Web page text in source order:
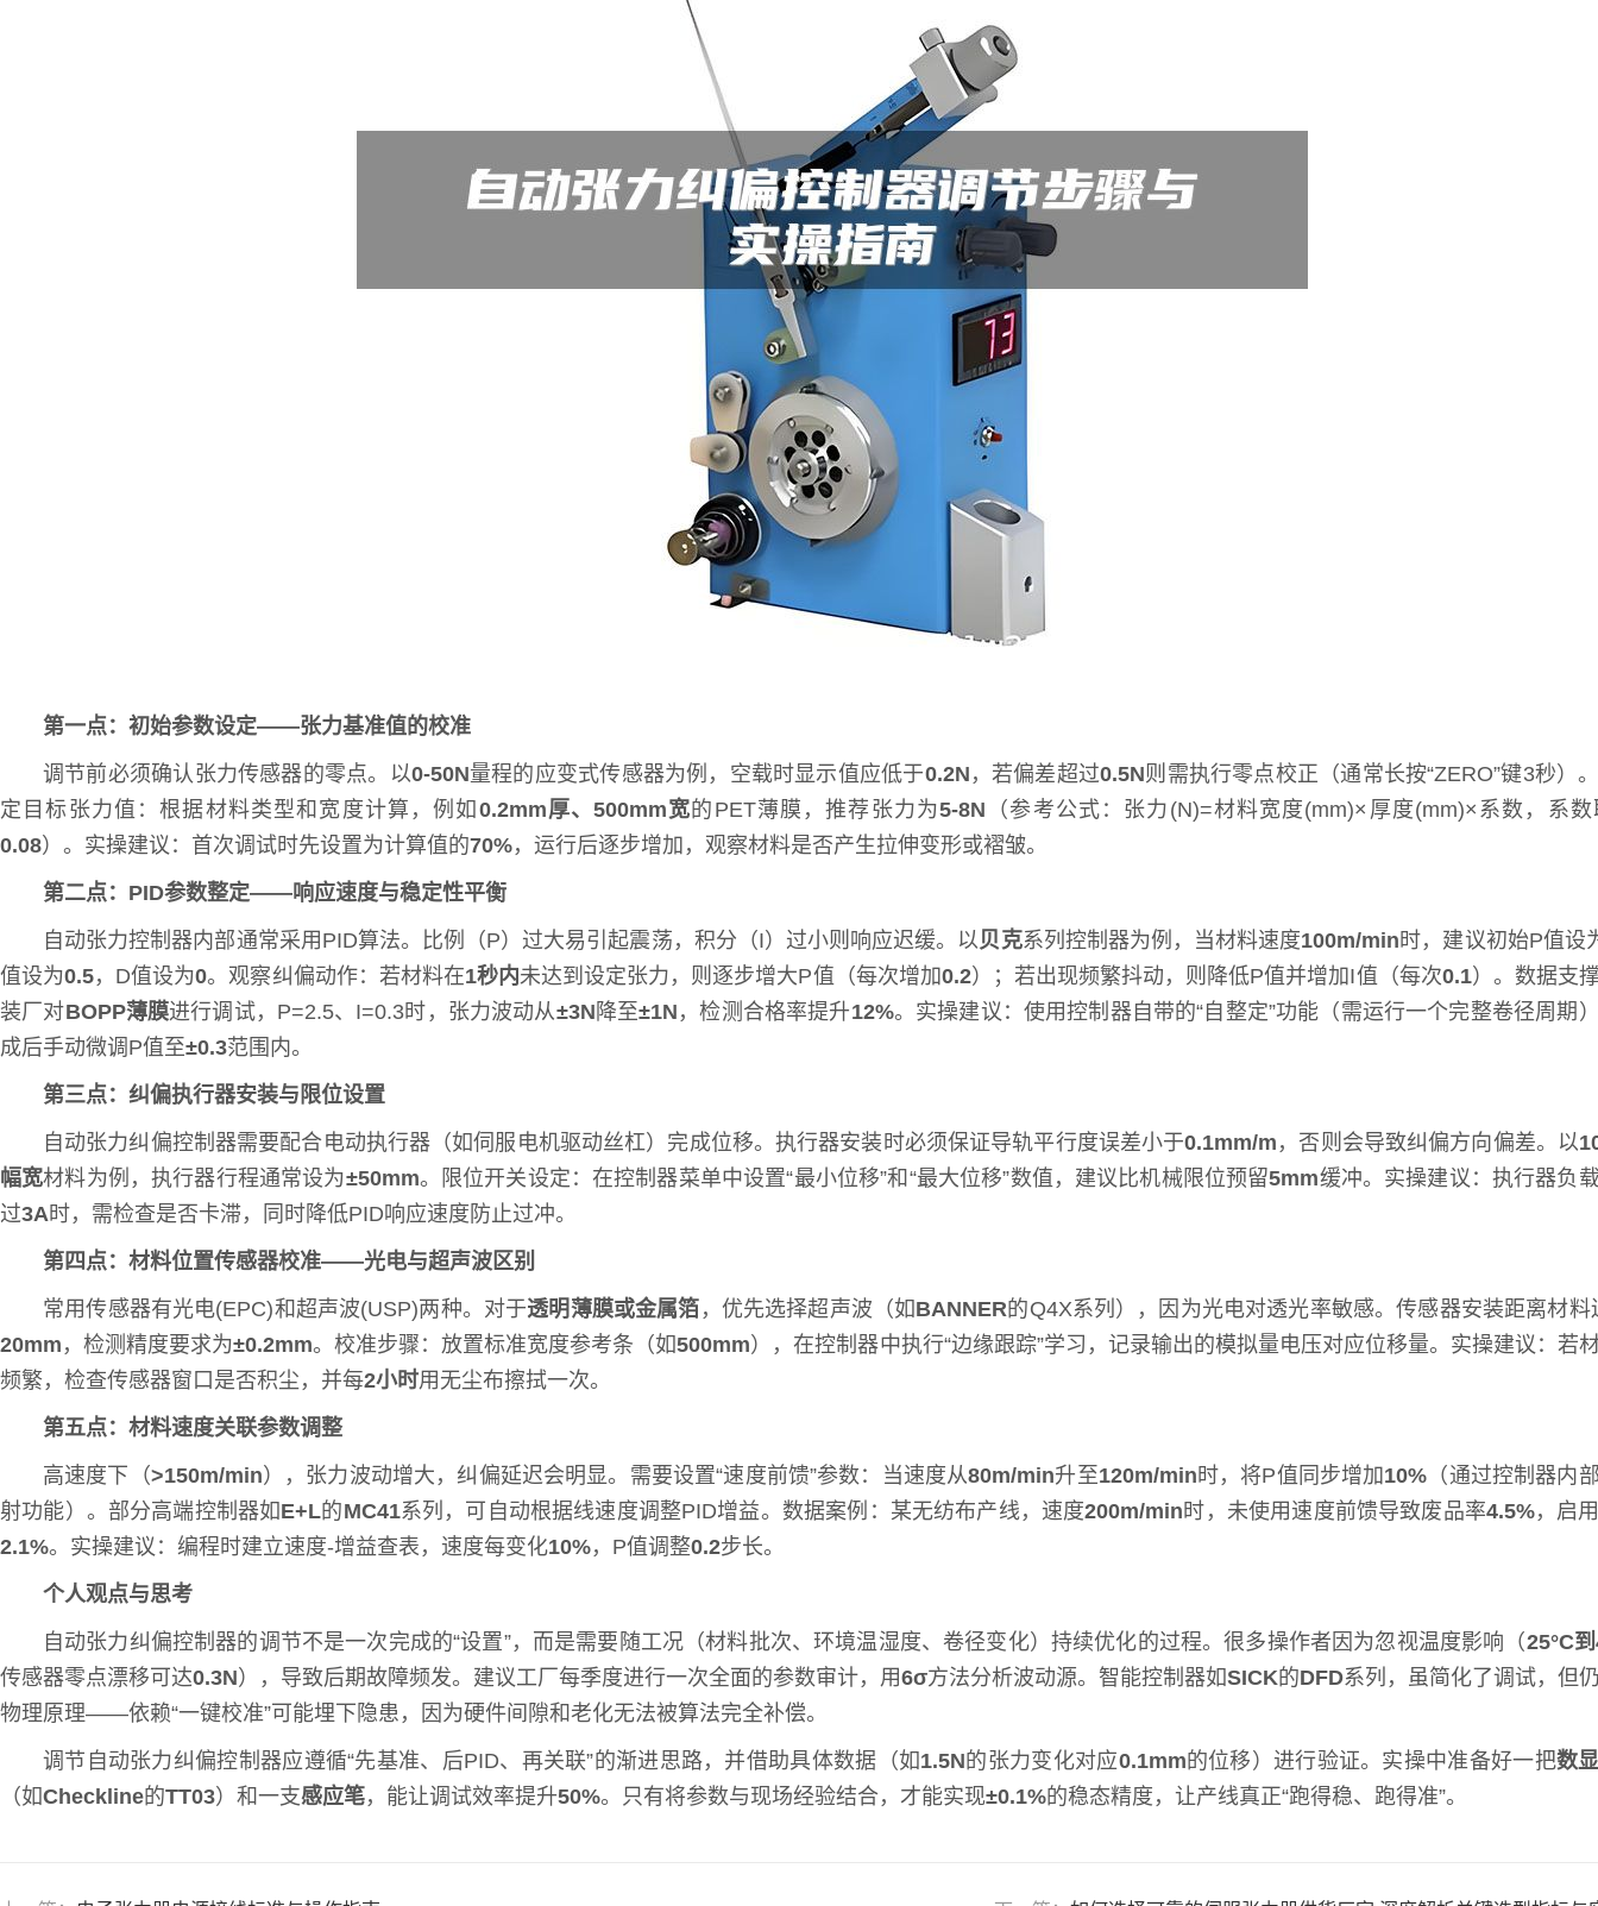
第一点：初始参数设定——张力基准值的校准
调节前必须确认张力传感器的零点。以0-50N量程的应变式传感器为例，空载时显示值应低于0.2N ，若偏差超过0.5N则需执行零点校正（通常长按“ZERO”键3秒）
定目标张力值：根据材料类型和宽度计算，例如 0.2mm厚、500mm宽的PET薄膜，推荐张力为5-8N （参考公式：张力(N)=材料宽度(mm)×厚度(mm)×系数，系数
0.08）。实操建议：首次调试时先设置为计算值的70%，运行后逐步增加，观察材料是否产生拉伸变形或褶皱。
第二点：PID参数整定——响应速度与稳定性平衡
自动张力控制器内部通常采用PID算法。比例（P）过大易引起震荡，积分（I）过小则响应迟缓。以贝克系列控制器为例，当材料速度100m/min时，建议初始P值设
值设为0.5，D值设为0。观察纠偏动作：若材料在1秒内 未达到设定张力，则逐步增大P值（每次增加0.2）；若出现频繁抖动，则降低P值并增加I值（每次0.1）。数据支
装厂对BOPP薄膜进行调试，P=2.5、I=0.3时，张力波动从±3N 降至±1N ，检测合格率提升12%。实操建议：使用控制器自带的“自整定”功能（需运行一个完整卷径周期
成后手动微调P值至±0.3范围内。
第三点：纠偏执行器安装与限位设置
自动张力纠偏控制器需要配合电动执行器（如伺服电机驱动丝杠）完成位移。执行器安装时必须保证导轨平行度误差小于0.1mm/m ，否则会导致纠偏方向偏差。以
幅宽材料为例，执行器行程通常设为±50mm。限位开关设定：在控制器菜单中设置“最小位移”和“最大位移”数值，建议比机械限位预留5mm缓冲。实操建议：执行器负
过3A时，需检查是否卡滞，同时降低PID响应速度防止过冲。
第四点：材料位置传感器校准——光电与超声波区别
常用传感器有光电(EPC)和超声波(USP)两种。对于透明薄膜或金属箔 ，优先选择超声波（如BANNER的Q4X系列），因为光电对透光率敏感。传感器安装距离材料
20mm ，检测精度要求为±0.2mm。校准步骤：放置标准宽度参考条（如500mm），在控制器中执行“边缘跟踪”学习，记录输出的模拟量电压对应位移量。实操建议：若
频繁，检查传感器窗口是否积尘，并每2小时用无尘布擦拭一次。
第五点：材料速度关联参数调整
高速度下（>150m/min），张力波动增大，纠偏延迟会明显。需要设置“速度前馈”参数：当速度从80m/min升至120m/min时，将P值同步增加 10% （通过控制器内
射功能）。部分高端控制器如E+L的MC41系列，可自动根据线速度调整PID增益。数据案例：某无纺布产线，速度200m/min时，未使用速度前馈导致废品率4.5%，启
2.1%。实操建议：编程时建立速度-增益查表，速度每变化10%，P值调整0.2步长。
个人观点与思考
自动张力纠偏控制器的调节不是一次完成的“设置”，而是需要随工况（材料批次、环境温湿度、卷径变化）持续优化的过程。很多操作者因为忽视温度影响（25°C
传感器零点漂移可达0.3N），导致后期故障频发。建议工厂每季度进行一次全面的参数审计，用6σ方法分析波动源。智能控制器如SICK的DFD系列，虽简化了调试，但
物理原理——依赖“一键校准”可能埋下隐患，因为硬件间隙和老化无法被算法完全补偿。
调节自动张力纠偏控制器应遵循“先基准、后PID、再关联”的渐进思路，并借助具体数据（如1.5N的张力变化对应0.1mm的位移）进行验证。实操中准备好一把数
（如Checkline的TT03）和一支感应笔，能让调试效率提升50%。只有将参数与现场经验结合，才能实现±0.1%的稳态精度，让产线真正“跑得稳、跑得准”。